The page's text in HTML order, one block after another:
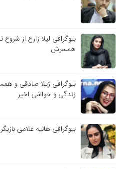
بیوگرافی لیلا زارع از
همسرش
بیوگرافی ژیلا صادقی و
زندگی و حواشی اخیر
بیوگرافی هانیه غلامی